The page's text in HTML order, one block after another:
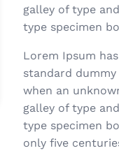
galley of type
type specimen
Lorem Ipsum
standard
when an
galley of type
type specimen
only five